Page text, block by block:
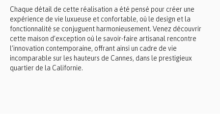
Chaque détail de cette réalisation a été pensé pour créer une
expérience de vie luxueuse et confortable, où le design et la
fonctionnalité se conjuguent harmonieusement. Venez découvrir
cette maison d’exception où le savoir-faire artisanal rencontre
l’innovation contemporaine, offrant ainsi un cadre de vie
incomparable sur les hauteurs de Cannes, dans le prestigieux
quartier de la Californie.